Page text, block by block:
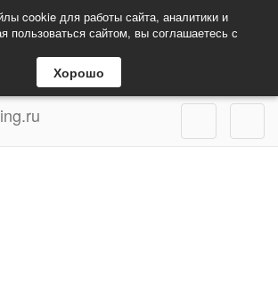
cookie для работы сайта, аналитики и
пользоваться сайтом, вы соглашаетесь с
Хорошо